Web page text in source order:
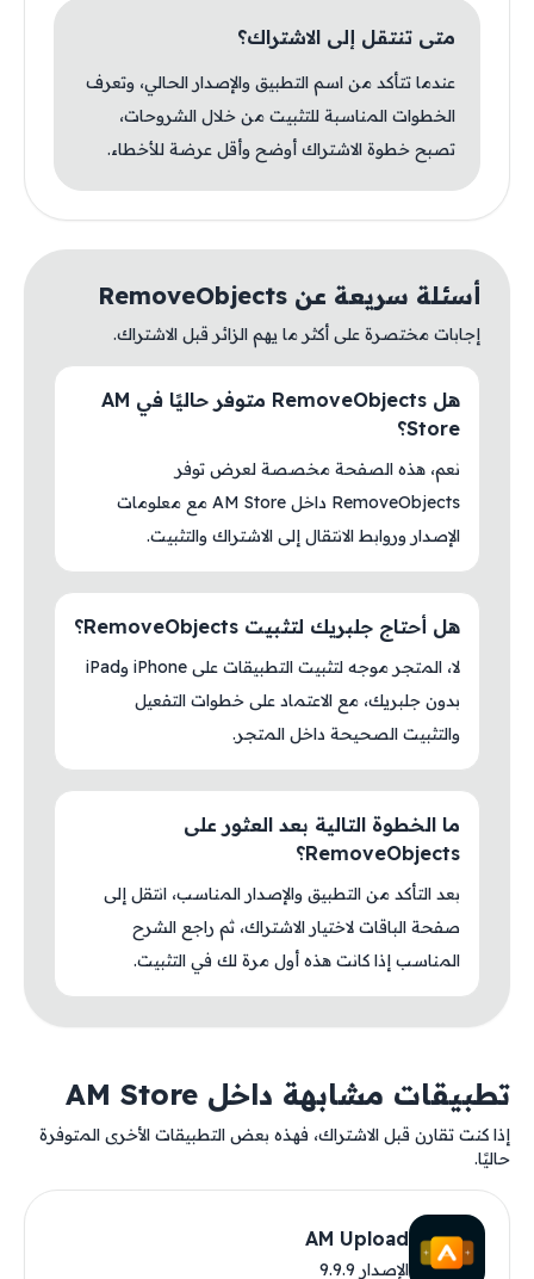
متى تنتقل إلى الاشتراك؟
عندما تتأكد من اسم التطبيق والإصدار الحالي، وتعرف
الخطوات المناسبة للتثبيت من خلال الشروحات،
تصبح خطوة الاشتراك أوضح وأقل عرضة للأخطاء.
أسئلة سريعة عن RemoveObjects
إجابات مختصرة على أكثر ما يهم الزائر قبل الاشتراك.
هل RemoveObjects متوفر حاليًا في AM
Store؟
نعم، هذه الصفحة مخصصة لعرض توفر
RemoveObjects داخل AM Store مع معلومات
الإصدار وروابط الانتقال إلى الاشتراك والتثبيت.
هل أحتاج جلبريك لتثبيت RemoveObjects؟
لا، المتجر موجه لتثبيت التطبيقات على iPhone وiPad
بدون جلبريك، مع الاعتماد على خطوات التفعيل
والتثبيت الصحيحة داخل المتجر.
ما الخطوة التالية بعد العثور على
RemoveObjects؟
بعد التأكد من التطبيق والإصدار المناسب، انتقل إلى
صفحة الباقات لاختيار الاشتراك، ثم راجع الشرح
المناسب إذا كانت هذه أول مرة لك في التثبيت.
تطبيقات مشابهة داخل AM Store
إذا كنت تقارن قبل الاشتراك، فهذه بعض التطبيقات الأخرى المتوفرة
حاليًا.
AM Upload
الإصدار 9.9.9